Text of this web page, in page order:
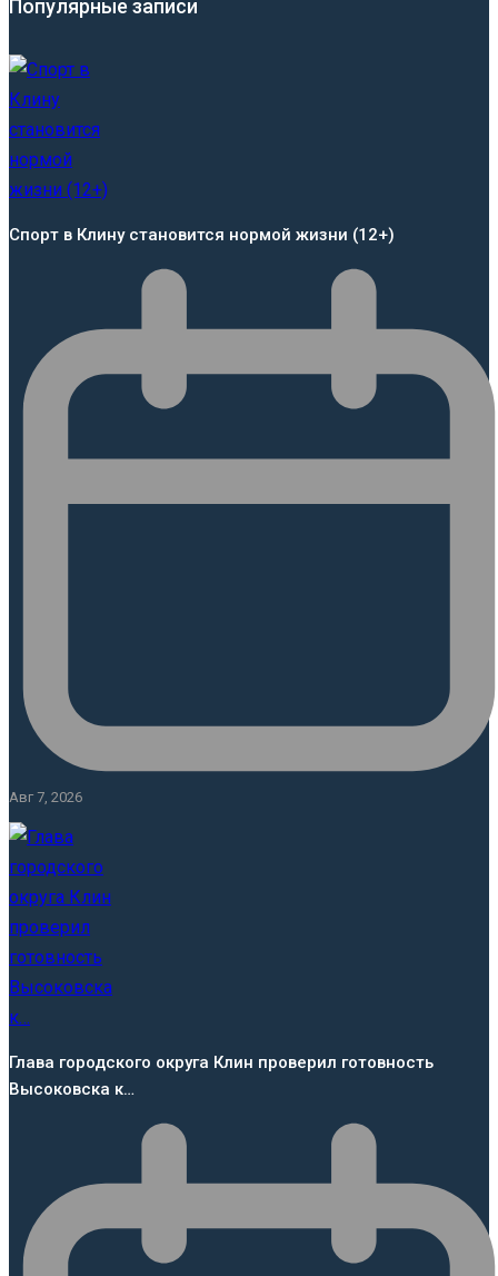
Популярные записи
Спорт в Клину становится нормой жизни (12+)
Авг 7, 2026
Глава городского округа Клин проверил готовность
Высоковска к…